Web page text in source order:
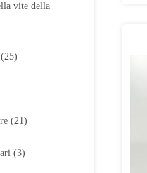
vite della
(25)
(21)
(3)